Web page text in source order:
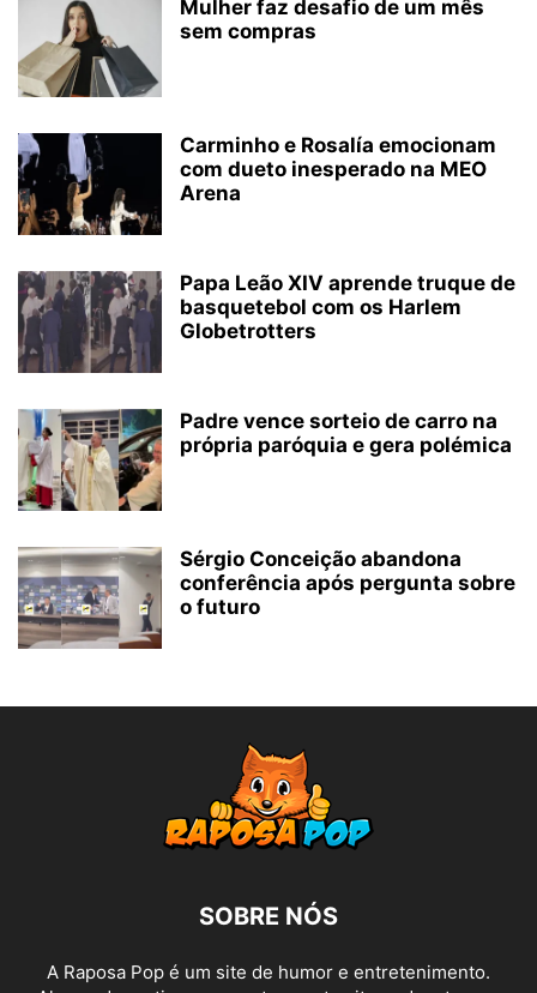
Mulher faz desafio de um mês
sem compras
Carminho e Rosalía emocionam
com dueto inesperado na MEO
Arena
Papa Leão XIV aprende truque de
basquetebol com os Harlem
Globetrotters
Padre vence sorteio de carro na
própria paróquia e gera polémica
Sérgio Conceição abandona
conferência após pergunta sobre
o futuro
SOBRE NÓS
A Raposa Pop é um site de humor e entretenimento.